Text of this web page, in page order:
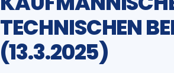
TECHNISCHEN
(13.3.2025)